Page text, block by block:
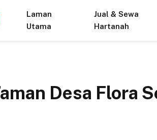
Laman
Utama
Jual & Sewa
Hartanah
Desa Flora